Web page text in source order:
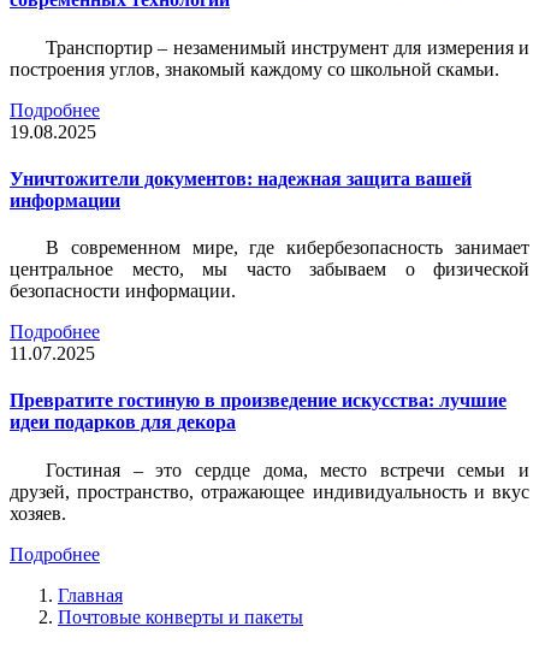
Транспортир – незаменимый инструмент для измерения и
построения углов, знакомый каждому со школьной скамьи.
Подробнее
19.08.2025
Уничтожители документов: надежная защита вашей
информации
В современном мире, где кибербезопасность занимает
центральное место, мы часто забываем о физической
безопасности информации.
Подробнее
11.07.2025
Превратите гостиную в произведение искусства: лучшие
идеи подарков для декора
Гостиная – это сердце дома, место встречи семьи и
друзей, пространство, отражающее индивидуальность и вкус
хозяев.
Подробнее
Главная
Почтовые конверты и пакеты